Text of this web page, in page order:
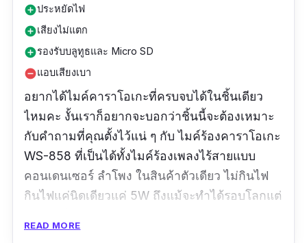
add_circleประหยัดไฟ
add_circleเสียงไม่แตก
add_circleรองรับบลูทูธและ Micro SD
remove_circleแอบเสียงเบา
อยากได้ไมค์คาราโอเกะที่ครบจบได้ในชิ้นเดียว
ไหมคะ งั้นเราก็อยากจะบอกว่าชิ้นนี้จะต้องเหมาะ
กับคำถามที่คุณตั้งไว้แน่ ๆ กับ ไมค์ร้องคาราโอเกะ
WS-858 ที่เป็นได้ทั้งไมค์ร้องเพลงไร้สายแบบ
คอนเดนเซอร์ ลำโพง ในสินค้าตัวเดียว ไม่กินไฟ
กินไฟแค่นิดเดียวแค่ 5W ถึงแม้จะทำได้รอบโลกแต่
รองรับ Micro SD ด้วยนะ ใครชอบแอคโค่เยอะ ๆ ก็
READ MORE